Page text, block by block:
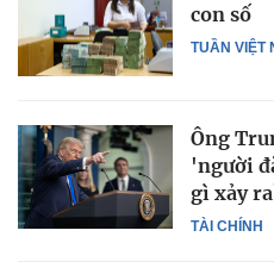
TUẦN VIỆT
con số
TÀI CHÍNH
Ông
'người
gì xảy